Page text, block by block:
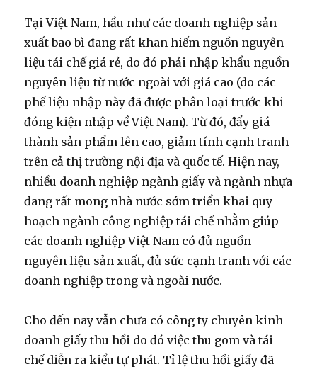
Tại Việt Nam, hầu như các doanh nghiệp sản
xuất bao bì đang rất khan hiếm nguồn nguyên
liệu tái chế giá rẻ, do đó phải nhập khẩu nguồn
nguyên liệu từ nước ngoài với giá cao (do các
phế liệu nhập này đã được phân loại trước khi
đóng kiện nhập về Việt Nam). Từ đó, đẩy giá
thành sản phẩm lên cao, giảm tính cạnh tranh
trên cả thị trường nội địa và quốc tế. Hiện nay,
nhiều doanh nghiệp ngành giấy và ngành nhựa
đang rất mong nhà nước sớm triển khai quy
hoạch ngành công nghiệp tái chế nhằm giúp
các doanh nghiệp Việt Nam có đủ nguồn
nguyên liệu sản xuất, đủ sức cạnh tranh với các
doanh nghiệp trong và ngoài nước.
Cho đến nay vẫn chưa có công ty chuyên kinh
doanh giấy thu hồi do đó việc thu gom và tái
chế diễn ra kiểu tự phát. Tỉ lệ thu hồi giấy đã